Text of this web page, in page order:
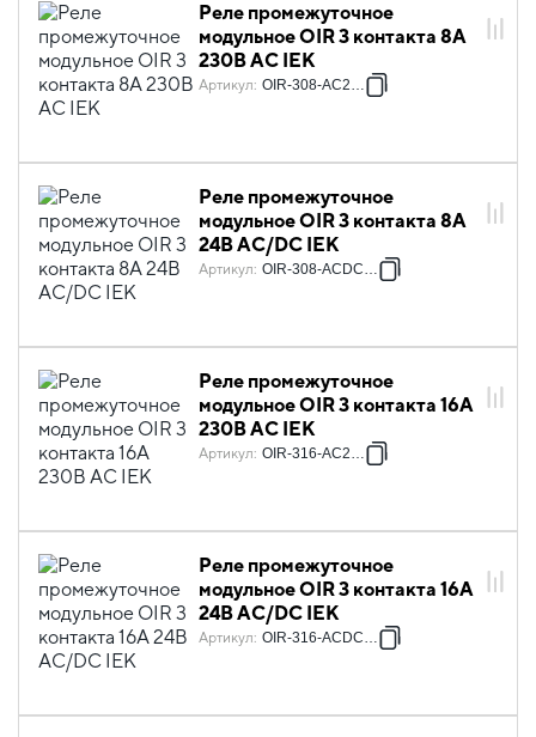
Реле промежуточное
модульное OIR 3 контакта 8А
230В AC IEK
Артикул: OIR-308-AC230V
Реле промежуточное
модульное OIR 3 контакта 8А
24В AC/DC IEK
Артикул: OIR-308-ACDC24V
Реле промежуточное
модульное OIR 3 контакта 16А
230В AC IEK
Артикул: OIR-316-AC230V
Реле промежуточное
модульное OIR 3 контакта 16А
24В AC/DC IEK
Артикул: OIR-316-ACDC24V